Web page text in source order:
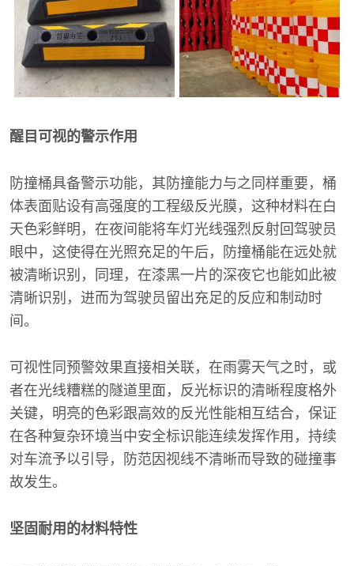
醒目可视的警示作用
防撞桶具备警示功能，其防撞能力与之同样重要，桶
体表面贴设有高强度的工程级反光膜，这种材料在白
天色彩鲜明，在夜间能将车灯光线强烈反射回驾驶员
眼中，这使得在光照充足的午后，防撞桶能在远处就
被清晰识别，同理，在漆黑一片的深夜它也能如此被
清晰识别，进而为驾驶员留出充足的反应和制动时
间。
可视性同预警效果直接相关联，在雨雾天气之时，或
者在光线糟糕的隧道里面，反光标识的清晰程度格外
关键，明亮的色彩跟高效的反光性能相互结合，保证
在各种复杂环境当中安全标识能连续发挥作用，持续
对车流予以引导，防范因视线不清晰而导致的碰撞事
故发生。
坚固耐用的材料特性